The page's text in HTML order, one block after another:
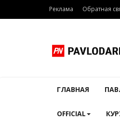
Реклама Обратная
ГЛАВНАЯ
OFFICIAL